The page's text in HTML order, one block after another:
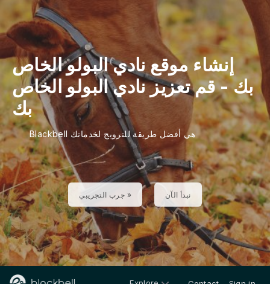
إنشاء موقع نادي البولو الخاص
بك- قمتعزيز نادي البولو الخاص
بك
Blackbell هي أفضل طريقة للترويج لخدماتك
جرب التجريبي » نبدأ الآن